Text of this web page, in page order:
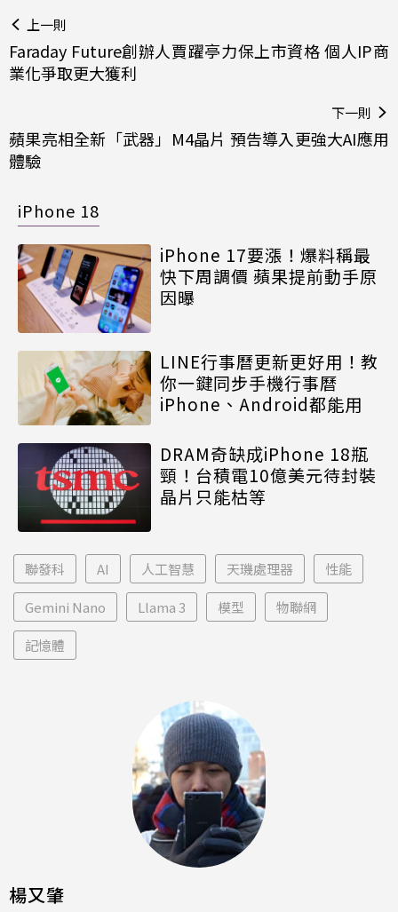
上一則
Faraday Future創辦人賈躍亭力保上市資格 個人IP商
業化爭取更大獲利
下一則
蘋果亮相全新「武器」M4晶片 預告導入更強大AI應用
體驗
iPhone 18
iPhone 17要漲！爆料稱最
快下周調價 蘋果提前動手原
因曝
LINE行事曆更新更好用！教
你一鍵同步手機行事曆
iPhone、Android都能用
DRAM奇缺成iPhone 18瓶
頸！台積電10億美元待封裝
晶片只能枯等
聯發科 AI 人工智慧 天璣處理器 性能
Gemini Nano Llama 3 模型 物聯網
記憶體
楊又肇